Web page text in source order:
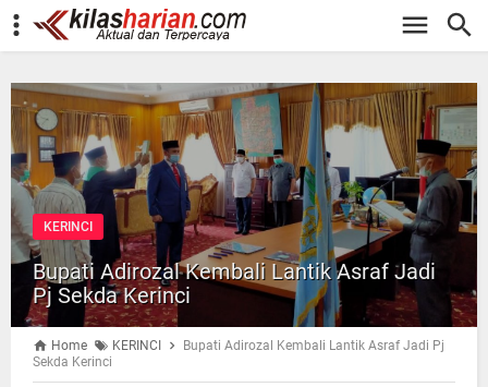
-->
KERINCI
Bupati Adirozal Kembali Lantik Asraf Jadi
Pj Sekda Kerinci
Home KERINCI
Bupati Adirozal Kembali Lantik Asraf Jadi Pj
Sekda Kerinci